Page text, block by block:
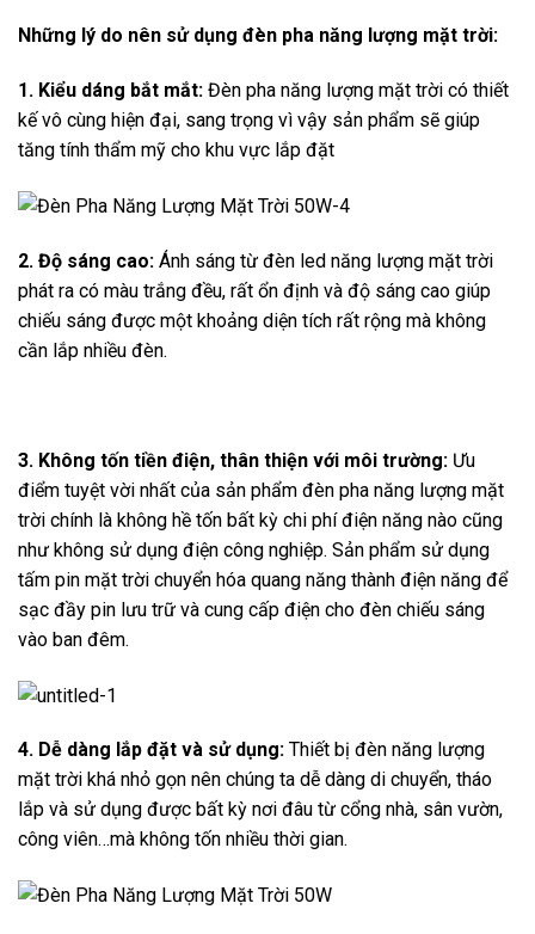
Những lý do nên sử dụng đèn pha năng lượng mặt trời:
1. Kiểu dáng bắt mắt: Đèn pha năng lượng mặt trời có thiết
kế vô cùng hiện đại, sang trọng vì vậy sản phẩm sẽ giúp
tăng tính thẩm mỹ cho khu vực lắp đặt
2. Độ sáng cao: Ánh sáng từ đèn led năng lượng mặt trời
phát ra có màu trắng đều, rất ổn định và độ sáng cao giúp
chiếu sáng được một khoảng diện tích rất rộng mà không
cần lắp nhiều đèn.
3. Không tốn tiền điện, thân thiện với môi trường: Ưu
điểm tuyệt vời nhất của sản phẩm đèn pha năng lượng mặt
trời chính là không hề tốn bất kỳ chi phí điện năng nào cũng
như không sử dụng điện công nghiệp. Sản phẩm sử dụng
tấm pin mặt trời chuyển hóa quang năng thành điện năng để
sạc đầy pin lưu trữ và cung cấp điện cho đèn chiếu sáng
vào ban đêm.
4. Dễ dàng lắp đặt và sử dụng: Thiết bị đèn năng lượng
mặt trời khá nhỏ gọn nên chúng ta dễ dàng di chuyển, tháo
lắp và sử dụng được bất kỳ nơi đâu từ cổng nhà, sân vườn,
công viên…mà không tốn nhiều thời gian.